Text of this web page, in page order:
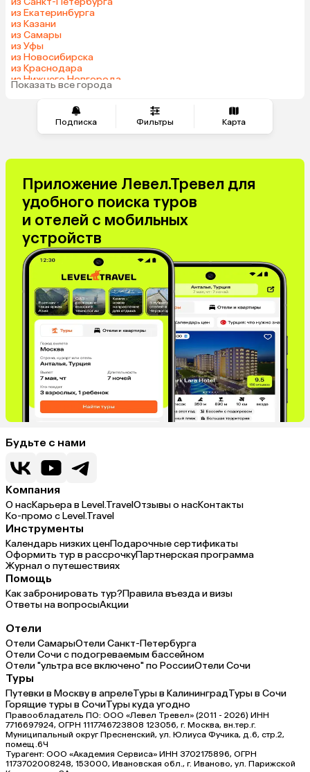
Подписка Фильтры Карта
из Екатеринбурга
из Казани
из Самары
из Уфы
из Новосибирска
из Краснодара
из Нижнего Новгорода
из Перми
Показать все города
Приложение Левел.Тревел для
удобного поиска туров
и отелей с мобильных
устройств
Будьте с нами
Компания
О насКарьера в Level.TravelОтзывы о насКонтакты
Ко-промо с Level.Travel
Инструменты
Календарь низких ценПодарочные сертификаты
Оформить тур в рассрочкуПартнерская программа
Журнал о путешествиях
Помощь
Как забронировать тур?Правила въезда и визы
Ответы на вопросыАкции
Отели
Отели СамарыОтели Санкт-Петербурга
Отели Сочи с подогреваемым бассейном
Отели "ультра все включено" по РоссииОтели Сочи
Туры
Путевки в Москву в апрелеТуры в КалининградТуры в Сочи
Горящие туры в СочиТуры куда угодно
Правообладатель ПО: ООО «Левел Тревел» (2011 - 2026) ИНН
7716697924, ОГРН 1117746723808 123056, г. Москва, вн.тер.г.
Муниципальный округ Пресненский, ул. Юлиуса Фучика, д.6, стр.2,
помещ.6Ч
Турагент: ООО «Академия Сервиса» ИНН 3702175896, ОГРН
1173702008248, 153000, Ивановская обл., г. Иваново, ул. Парижской